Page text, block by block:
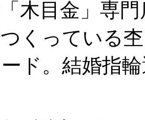
木目金」専
くっている
ド。結婚指